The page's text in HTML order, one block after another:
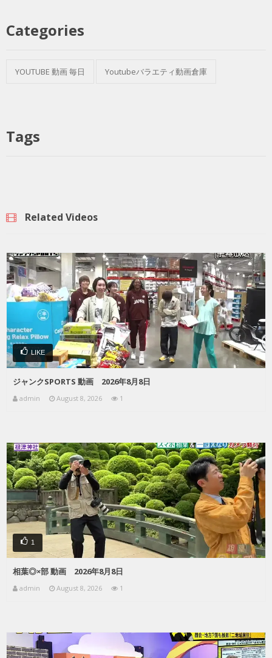
Categories
YOUTUBE 動画 毎日 Youtubeバラエティ動画倉庫
Tags
Related Videos
LIKE
ジャンクSPORTS 動画 2026年8月8日
admin August 8, 2026 1
1
相葉◎×部 動画 2026年8月8日
admin August 8, 2026 1